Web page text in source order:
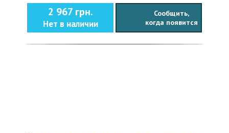
2 967 грн.
Нет в наличии
Сообщить,
когда появится